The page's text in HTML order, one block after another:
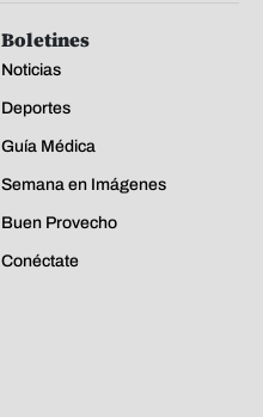
Boletines
Noticias
Deportes
Guía Médica
Semana en Imágenes
Buen Provecho
Conéctate